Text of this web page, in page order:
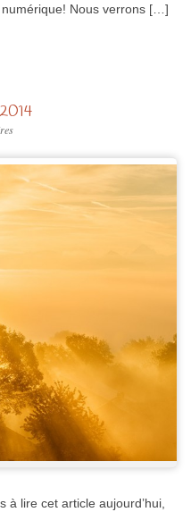
numérique! Nous verrons […]
lire cet article aujourd’hui,